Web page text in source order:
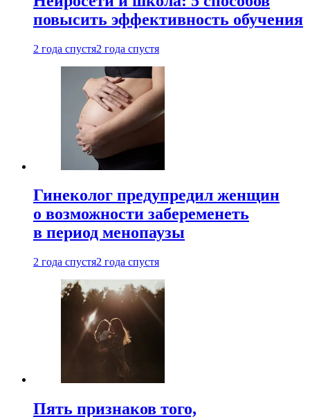
повысить эффективность обучения
2 года спустя2 года спустя
Гинеколог предупредил женщин
о возможности забеременеть
в период менопаузы
2 года спустя2 года спустя
Пять признаков того,